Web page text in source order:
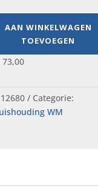
AAN WINKELWAGEN
TOEVOEGEN
73,00
Categorie:
WM